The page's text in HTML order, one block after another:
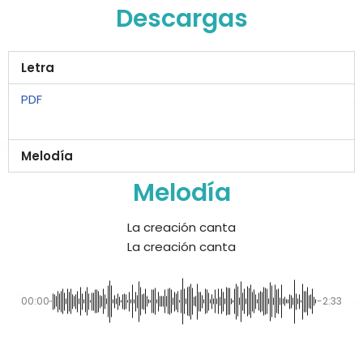
Descargas
Letra
PDF
Melodía
Melodía
La creación canta
La creación canta
00:00 -2:33